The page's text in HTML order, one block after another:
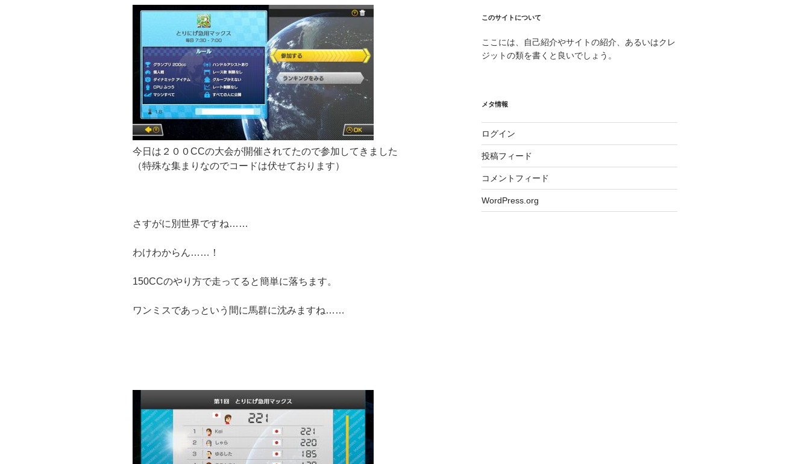
今日は２００CCの大会が開催されてたので参加してきました
（特殊な集まりなのでコードは伏せております）
さすがに別世界ですね……
わけわからん……！
150CCのやり方で走ってると簡単に落ちます。
ワンミスであっという間に馬群に沈みますね……
このサイトについて
ここには、自己紹介やサイトの紹介、あるいはクレ
ジットの類を書くと良いでしょう。
メタ情報
ログイン
投稿フィード
コメントフィード
WordPress.org